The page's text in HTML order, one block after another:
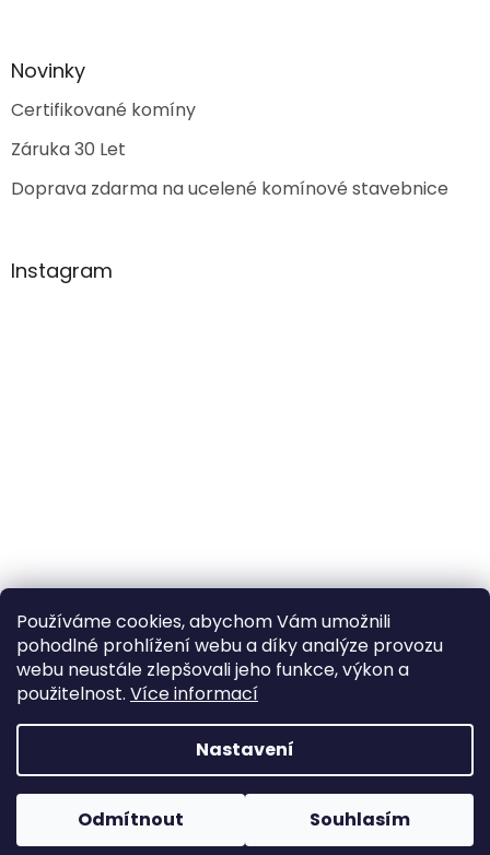
Používáme cookies, abychom Vám umožnili
pohodlné prohlížení webu a díky analýze provozu
webu neustále zlepšovali jeho funkce, výkon a
použitelnost. Více informací
Nastavení
Odmítnout Souhlasím
Novinky
Certifikované komíny
Záruka 30 Let
Doprava zdarma na ucelené komínové stavebnice
Instagram
Sledovat na Instagramu
Copyright 2026Poctivý komín. Všechna práva
vyhrazena.
Upravit nastavení cookies